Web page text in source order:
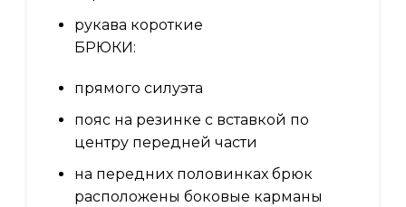
рукава короткие
БРЮКИ:
прямого силуэта
пояс на резинке с вставкой по
центру передней части
на передних половинках брюк
расположены боковые карманы